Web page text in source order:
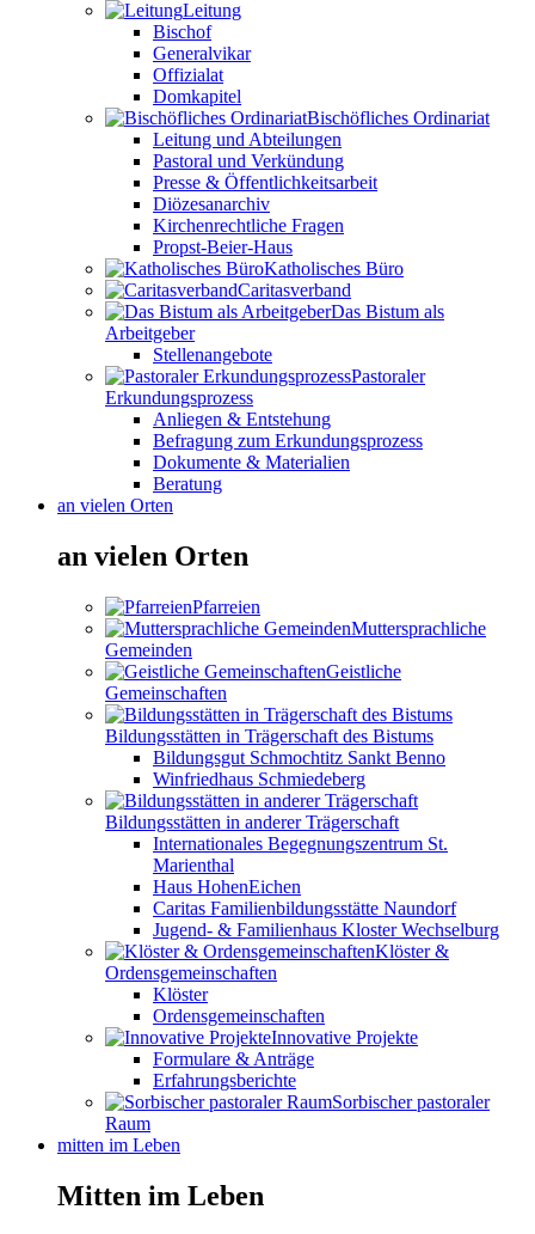
Leitung
Bischof
Generalvikar
Offizialat
Domkapitel
Bischöfliches Ordinariat
Leitung und Abteilungen
Pastoral und Verkündung
Presse & Öffentlichkeitsarbeit
Diözesanarchiv
Kirchenrechtliche Fragen
Propst-Beier-Haus
Katholisches Büro
Caritasverband
Das Bistum als
Arbeitgeber
Stellenangebote
Pastoraler
Erkundungsprozess
Anliegen & Entstehung
Befragung zum Erkundungsprozess
Dokumente & Materialien
Beratung
an vielen Orten
an vielen Orten
Pfarreien
Muttersprachliche
Gemeinden
Geistliche
Gemeinschaften
Bildungsstätten in Trägerschaft des Bistums
Bildungsgut Schmochtitz Sankt Benno
Winfriedhaus Schmiedeberg
Bildungsstätten in anderer Trägerschaft
Internationales Begegnungszentrum St.
Marienthal
Haus HohenEichen
Caritas Familienbildungsstätte Naundorf
Jugend- & Familienhaus Kloster Wechselburg
Klöster &
Ordensgemeinschaften
Klöster
Ordensgemeinschaften
Innovative Projekte
Formulare & Anträge
Erfahrungsberichte
Sorbischer pastoraler
Raum
mitten im Leben
Mitten im Leben